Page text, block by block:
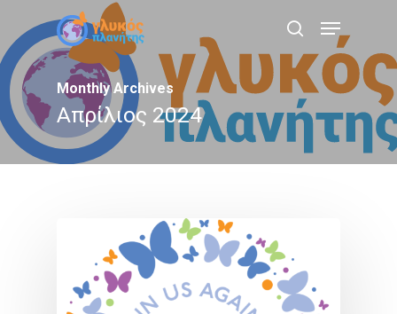
main
content
search
Menu
Monthly Archives
Απρίλιος 2024